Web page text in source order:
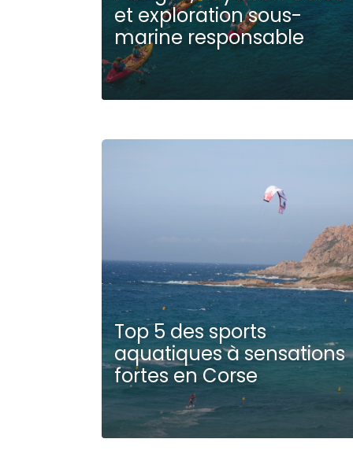
et exploration sous-
marine responsable
Top 5 des sports
aquatiques à sensations
fortes en Corse